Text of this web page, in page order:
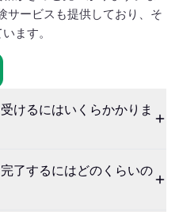
サービスも提供しており、そ
ます。
けるにはいくらかかりま
了するにはどのくらいの